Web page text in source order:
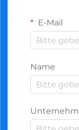
E-Mail
Name